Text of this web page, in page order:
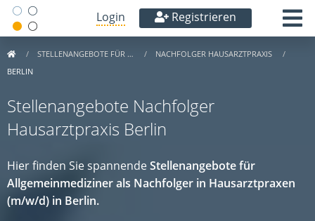
Login Registrieren
STELLENANGEBOTE FÜR …
NACHFOLGER HAUSARZTPRAXIS
BERLIN
Stellenangebote Nachfolger
Hausarztpraxis Berlin
Hier finden Sie spannendeStellenangebote für
Allgemeinmediziner als Nachfolger in Hausarztpraxen
(m/w/d) in Berlin.